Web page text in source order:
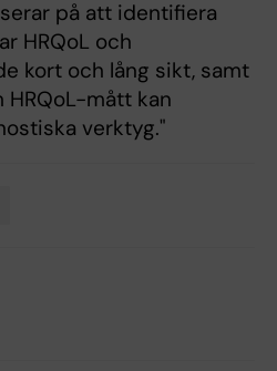
på att identifiera
HRQoL och
kort och lång sikt, samt
mått kan
verktyg."